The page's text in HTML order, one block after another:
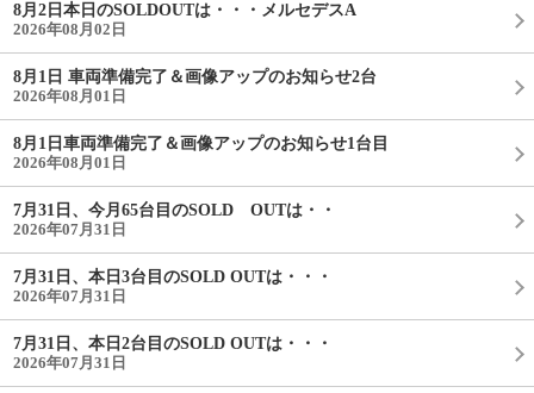
8月2日本日のSOLDOUTは・・・メルセデスA
2026年08月02日
8月1日 車両準備完了＆画像アップのお知らせ2台
2026年08月01日
8月1日車両準備完了＆画像アップのお知らせ1台目
2026年08月01日
7月31日、今月65台目のSOLD OUTは・・
2026年07月31日
7月31日、本日3台目のSOLD OUTは・・・
2026年07月31日
7月31日、本日2台目のSOLD OUTは・・・
2026年07月31日